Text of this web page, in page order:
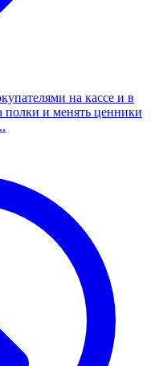
на кассе и в
полки и менять ценники